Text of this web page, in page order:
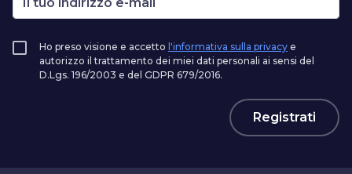
Ho preso visione e accetto l'informativa sulla privacy e
autorizzo il trattamento dei miei dati personali ai sensi del
D.Lgs. 196/2003 e del GDPR 679/2016.
Registrati